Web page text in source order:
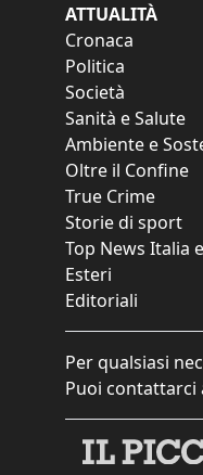
ATTUALITÀ
Cronaca
Politica
Società
Sanità e Salute
Ambiente e
Oltre il Confine
True Crime
Storie di sport
Top News Italia
Esteri
Editoriali
Per qualsiasi
Puoi contattarci